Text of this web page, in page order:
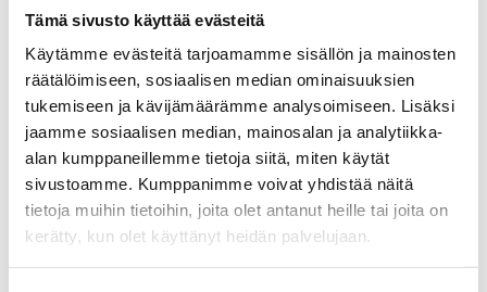
Tämä sivusto käyttää evästeitä
Käytämme evästeitä tarjoamamme sisällön ja mainosten
räätälöimiseen, sosiaalisen median ominaisuuksien
tukemiseen ja kävijämäärämme analysoimiseen. Lisäksi
jaamme sosiaalisen median, mainosalan ja analytiikka-
alan kumppaneillemme tietoja siitä, miten käytät
sivustoamme. Kumppanimme voivat yhdistää näitä
tietoja muihin tietoihin, joita olet antanut heille tai joita on
kerätty, kun olet käyttänyt heidän palvelujaan.
Ohjauskaapeli NSHXAFÖ 1X95
Ohjauskaapeli NSHXAFÖ 1X120